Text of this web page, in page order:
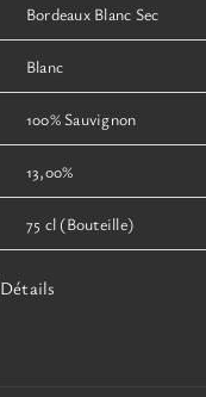
Bordeaux Blanc Sec
Blanc
100% Sauvignon
13,00%
75 cl (Bouteille)
Détails